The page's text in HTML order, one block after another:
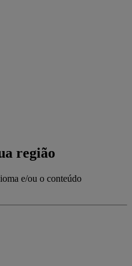
região
e/ou o conteúdo